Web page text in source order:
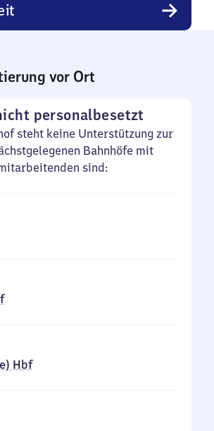
vor Ort
personalbesetzt
steht keine Unterstützung zur
Bahnhöfe mit
sind:
Hbf